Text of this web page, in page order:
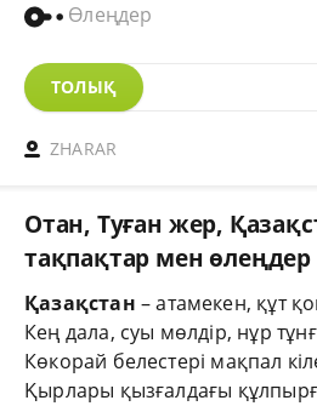
Өлеңдер
ТОЛЫҚ
ZHARAR
Отан, Туған жер,
тақпақтар мен өлеңдер
Қазақстан – атамекен, құт
Кең дала, суы мөлдір, нұр
Көкорай белестері мақпал
Қырлары қызғалдағы